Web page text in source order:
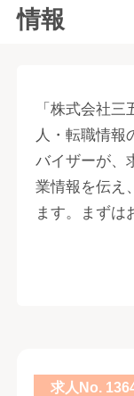
情報
「株式会社
人・転職情報
バイザーが、
業情報を伝え
ます。まずは
求人No.